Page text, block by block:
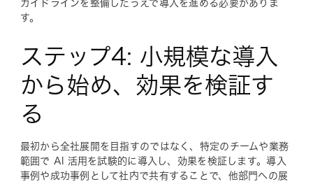
ガイドラインを整備したうえで導入を進める必要がありま
す。
ステップ4: 小規模な導入
から始め、効果を検証す
る
最初から全社展開を目指すのではなく、特定のチームや業務
範囲で AI 活用を試験的に導入し、効果を検証します。導入
事例や成功事例として社内で共有することで、他部門への展